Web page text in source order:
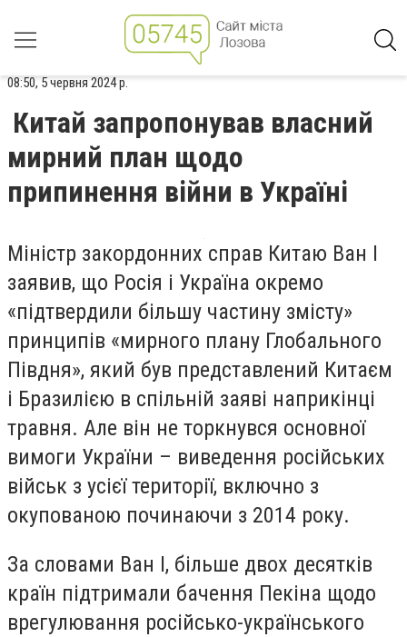
08:50, 5 червня 2024 р.
Китай запропонував власний
мирний план щодо
припинення війни в Україні
Міністр закордонних справ Китаю Ван І
заявив, що Росія і Україна окремо
«підтвердили більшу частину змісту»
принципів «мирного плану Глобального
Півдня», який був представлений Китаєм
і Бразилією в спільній заяві наприкінці
травня. Але він не торкнувся основної
вимоги України – виведення російських
військ з усієї території, включно з
окупованою починаючи з 2014 року.
За словами Ван І, більше двох десятків
країн підтримали бачення Пекіна щодо
врегулювання російсько-українського